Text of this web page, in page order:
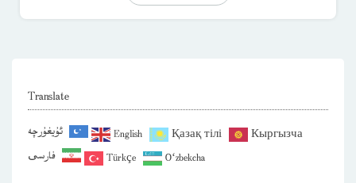
Translate
ئۇيغۇرچە English Қазақ тілі
Кыргызча
فارسی
Türkçe O‘zbekcha